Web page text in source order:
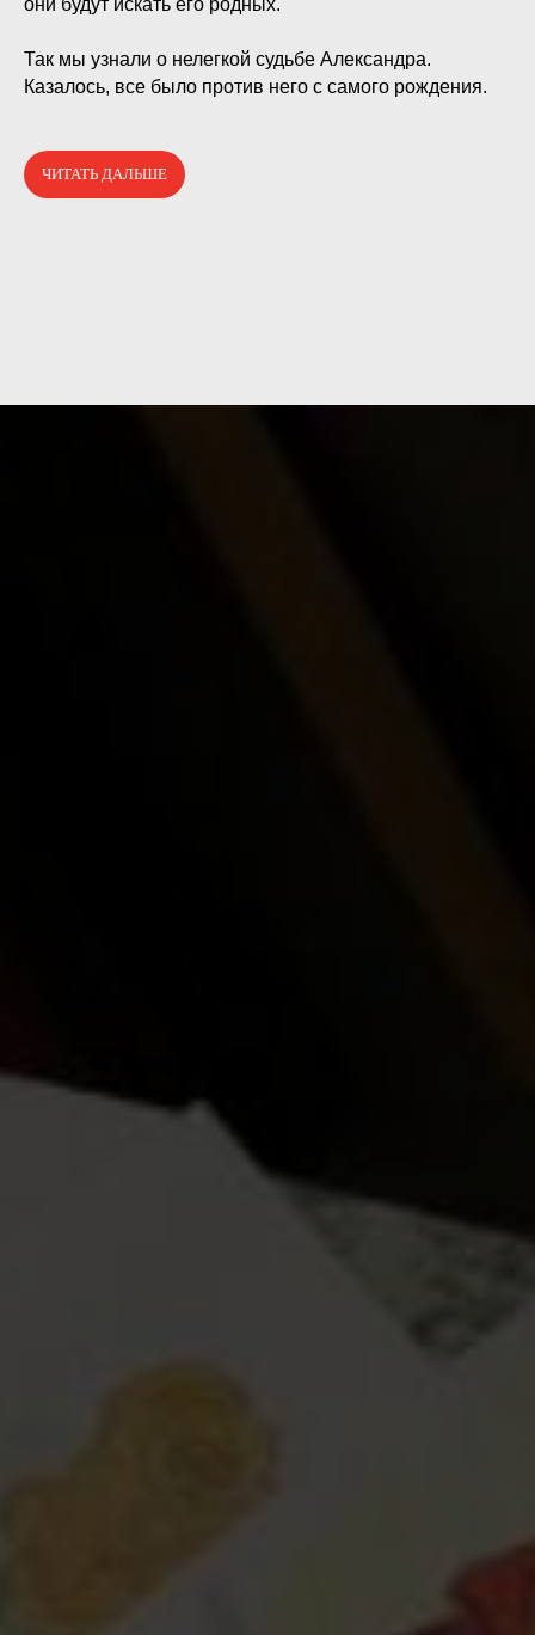
они будут искать его родных.
Так мы узнали о нелегкой судьбе Александра.
Казалось, все было против него с самого рождения.
ЧИТАТЬ ДАЛЬШЕ